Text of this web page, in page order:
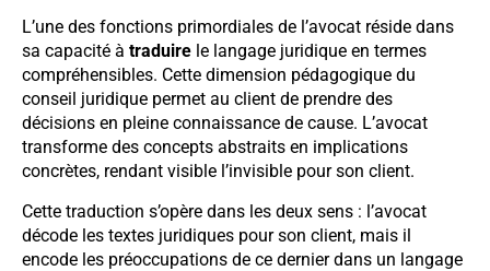
L’une des fonctions primordiales de l’avocat réside dans
sa capacité à traduire le langage juridique en termes
compréhensibles. Cette dimension pédagogique du
conseil juridique permet au client de prendre des
décisions en pleine connaissance de cause. L’avocat
transforme des concepts abstraits en implications
concrètes, rendant visible l’invisible pour son client.
Cette traduction s’opère dans les deux sens : l’avocat
décode les textes juridiques pour son client, mais il
encode les préoccupations de ce dernier dans un langage